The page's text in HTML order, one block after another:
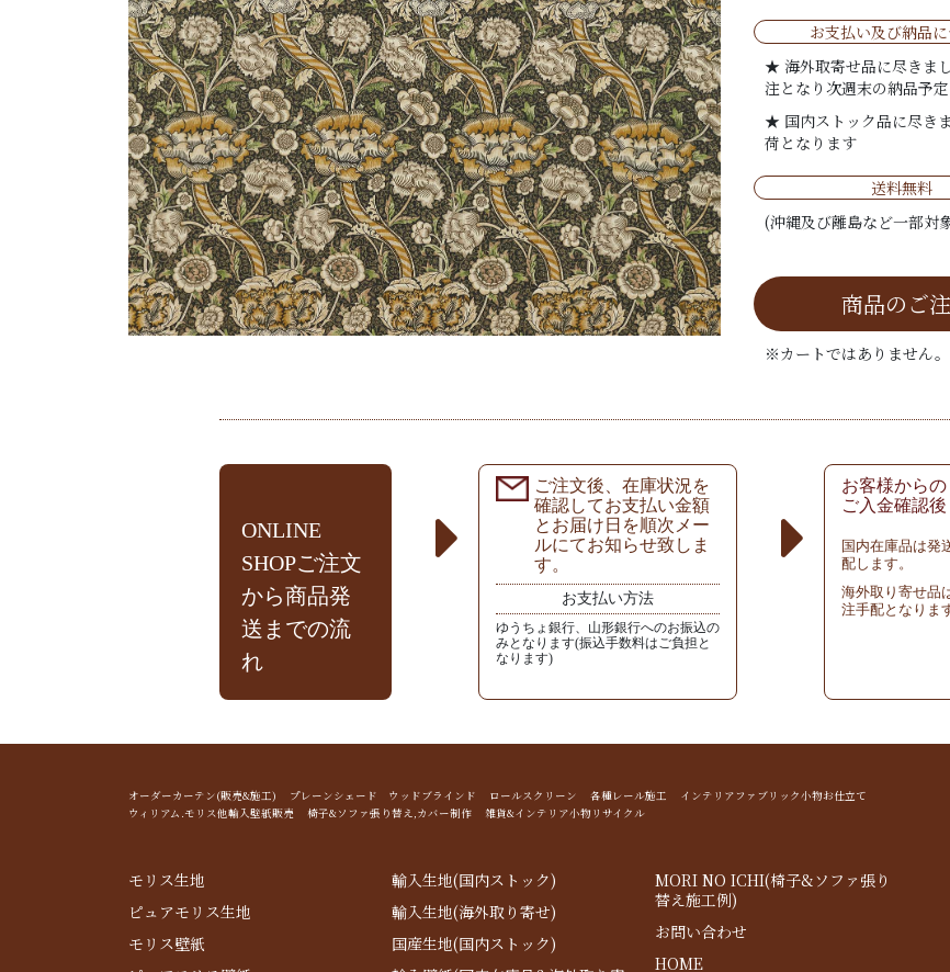
お支払い及び納品
★ 海外取寄せ品に尽きま
注となり次週末の納品予
★ 国内ストック品に尽き
荷となります
送料無料
(沖縄及び離島など一部対
商品のご
※カートではありません。
ONLINE
SHOPご注文
から商品発
送までの流
れ
ご注文後、在庫状況を
確認してお支払い金額
とお届け日を順次メー
ルにてお知らせ致しま
す。
お支払い方法
ゆうちょ銀行、山形銀行へのお振込の
みとなります(振込手数料はご負担と
なります)
お客様からの
ご入金確認後
国内在庫品は発
配します。
海外取り寄せ品
注手配となりま
オーダーカーテン(販売&施工) プレーンシェード ウッドブラインド ロールスクリーン 各種レール施工 インテリアファブリック小物お仕立て
ウィリアム.モリス他輸入壁紙販売 椅子&ソファ張り替え,カバー制作 雑貨&インテリア小物リサイクル
モリス生地
ピュアモリス生地
モリス壁紙
輸入生地(国内ストック)
輸入生地(海外取り寄せ)
国産生地(国内ストック)
MORI NO ICHI(椅子&ソファ張り
替え施工例)
お問い合わせ
HOME